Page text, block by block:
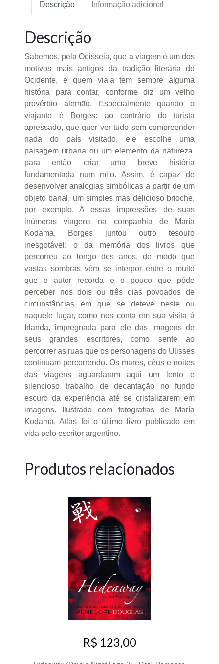
Descrição Informação adicional
Descrição
Sabemos, pela Odisseia, que a viagem é um dos
motivos mais antigos da tradição literária do
Ocidente, e quem viaja tem sempre alguma
história para contar, conforme diz um velho
provérbio alemão. Especialmente quando o
viajante é Borges: ao contrário do turista
apressado, que quer ver tudo sem compreender
nada do país visitado, ele escolhe uma
paisagem urbana ou um elemento da natureza,
para então criar uma breve história
fundamentada num mito. Assim, é capaz de
desenvolver analogias simbólicas a partir de um
objeto banal, um simples mas delicioso brioche,
por exemplo. A essas impressões de suas
inúmeras viagens na companhia de María
Kodama, Borges juntou outro tesouro
inesgotável: o da memória dos livros que
percorreu ao longo dos anos, de modo que
vastas sombras vêm se interpor entre o muito
que o autor recorda e o pouco que pôde
perceber nos dois ou três dias povoados de
circunstâncias em que se deteve neste ou
naquele lugar, como nos conta em sua visita à
Irlanda, impregnada para ele das imagens de
seus grandes escritores, como sente ao
percorrer as ruas que os personagens do Ulisses
continuam percorrendo. Os mares, céus e noites
das viagens aguardaram aqui um lento e
silencioso trabalho de decantação no fundo
escuro da experiência até se cristalizarem em
imagens. Ilustrado com fotografias de María
Kodama, Atlas foi o último livro publicado em
vida pelo escritor argentino.
Produtos relacionados
R$ 123,00